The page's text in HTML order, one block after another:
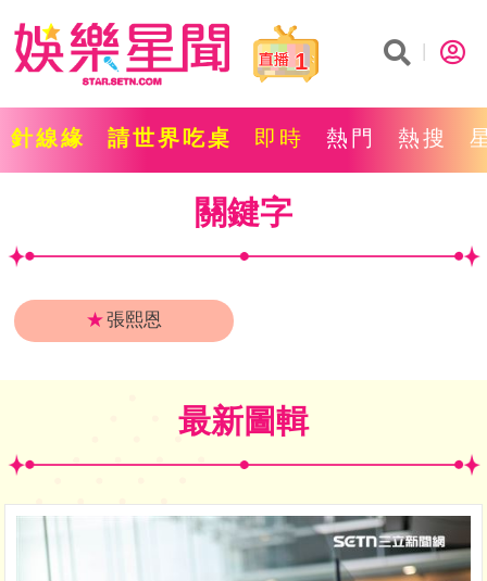
1
針線緣 請世界吃桌 即時 熱門 熱搜
關鍵字
★張熙恩
最新圖輯